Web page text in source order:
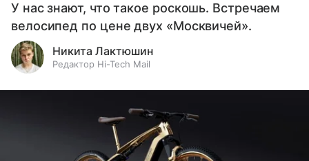
У нас знают, что такое роскошь. Встречаем
велосипед по цене двух «Москвичей».
Никита Лактюшин
Редактор Hi-Tech Mail